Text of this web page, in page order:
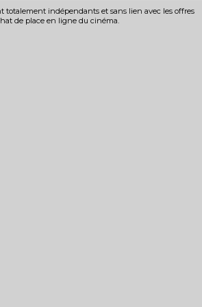
totalement indépendants et sans lien avec les offres
de place en ligne du cinéma.